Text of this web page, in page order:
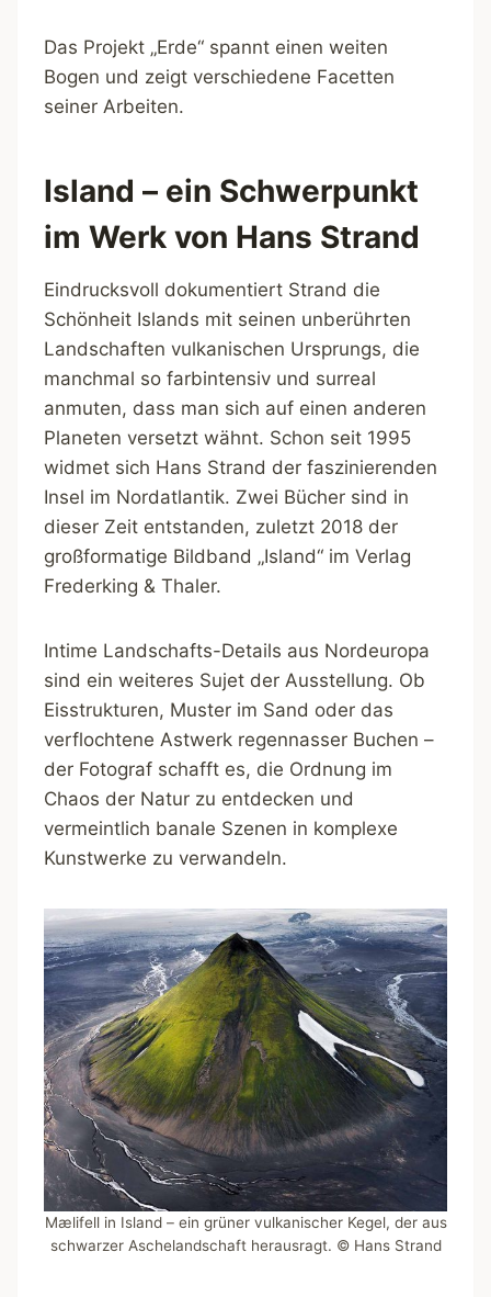
Das Projekt „Erde“ spannt einen weiten
Bogen und zeigt verschiedene Facetten
seiner Arbeiten.
Island – ein Schwerpunkt
im Werk von Hans Strand
Eindrucksvoll dokumentiert Strand die
Schönheit Islands mit seinen unberührten
Landschaften vulkanischen Ursprungs, die
manchmal so farbintensiv und surreal
anmuten, dass man sich auf einen anderen
Planeten versetzt wähnt. Schon seit 1995
widmet sich Hans Strand der faszinierenden
Insel im Nordatlantik. Zwei Bücher sind in
dieser Zeit entstanden, zuletzt 2018 der
großformatige Bildband „Island“ im Verlag
Frederking & Thaler.
Intime Landschafts-Details aus Nordeuropa
sind ein weiteres Sujet der Ausstellung. Ob
Eisstrukturen, Muster im Sand oder das
verflochtene Astwerk regennasser Buchen –
der Fotograf schafft es, die Ordnung im
Chaos der Natur zu entdecken und
vermeintlich banale Szenen in komplexe
Kunstwerke zu verwandeln.
Mælifell in Island – ein grüner vulkanischer Kegel, der aus
schwarzer Aschelandschaft herausragt. © Hans Strand